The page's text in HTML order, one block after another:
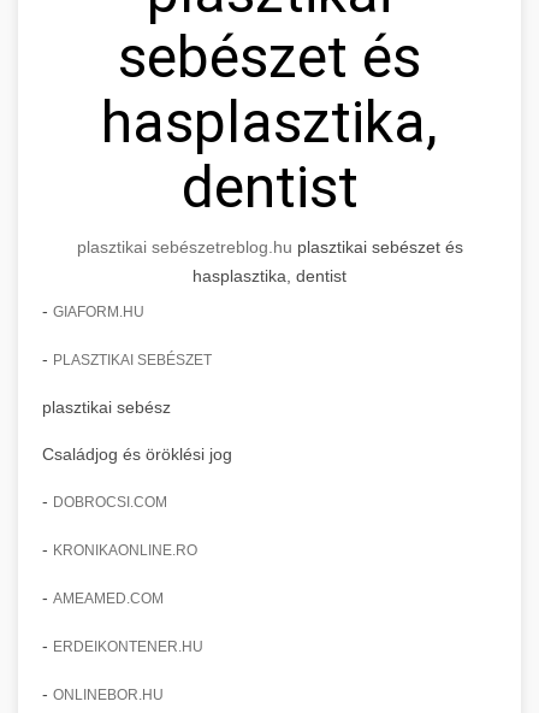
sebészet és
hasplasztika,
dentist
plasztikai sebészetreblog.hu plasztikai sebészet és
hasplasztika, dentist
- GIAFORM.HU
- PLASZTIKAI SEBÉSZET
plasztikai sebész
Családjog és öröklési jog
- DOBROCSI.COM
- KRONIKAONLINE.RO
- AMEAMED.COM
- ERDEIKONTENER.HU
- ONLINEBOR.HU